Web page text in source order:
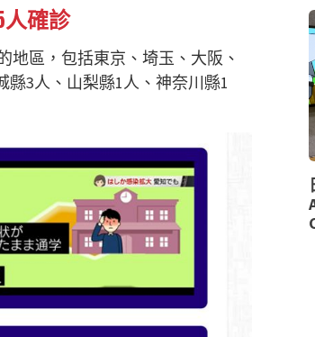
確診
地區，包括東京、埼玉、大阪、
3人、山梨縣1人、神奈川縣1